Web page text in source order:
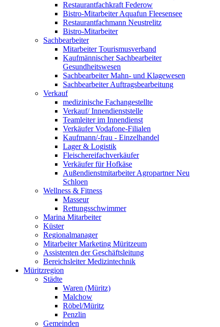
Restaurantfachkraft Federow
Bistro-Mitarbeiter Aquafun Fleesensee
Restaurantfachmann Neustrelitz
Bistro-Mitarbeiter
Sachbearbeiter
Mitarbeiter Tourismusverband
Kaufmännischer Sachbearbeiter
Gesundheitswesen
Sachbearbeiter Mahn- und Klagewesen
Sachbearbeiter Auftragsbearbeitung
Verkauf
medizinische Fachangestellte
Verkauf/ Innendienststelle
Teamleiter im Innendienst
Verkäufer Vodafone-Filialen
Kaufmann/-frau - Einzelhandel
Lager & Logistik
Fleischereifachverkäufer
Verkäufer für Hofkäse
Außendienstmitarbeiter Agropartner Neu
Schloen
Wellness & Fitness
Masseur
Rettungsschwimmer
Marina Mitarbeiter
Küster
Regionalmanager
Mitarbeiter Marketing Müritzeum
Assistenten der Geschäftsleitung
Bereichsleiter Medizintechnik
Müritzregion
Städte
Waren (Müritz)
Malchow
Röbel/Müritz
Penzlin
Gemeinden